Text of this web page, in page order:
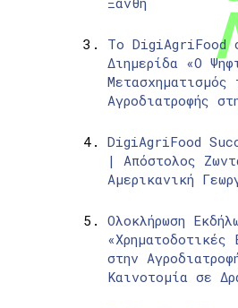
Το DigiAgriFood
Διημερίδα «Ο
Μετασχηματισμός
Αγροδιατροφής
DigiAgriFood
| Απόστολος
Αμερικανική
Ολοκλήρωση
«Χρηματοδοτικές
στην
Καινοτομία σε